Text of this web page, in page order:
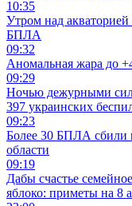
10:35
Утром над
БПЛА
09:32
Аномальная жара до
09:29
Ночью дежурными
397 украинских
09:23
Более 30 БПЛА сбили
области
09:19
Дабы счастье
яблоко: приметы на 8